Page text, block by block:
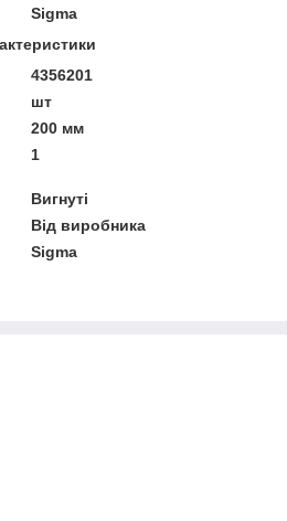
Sigma
4356201
шт
200 мм
1
Вигнуті
Від виробника
Sigma